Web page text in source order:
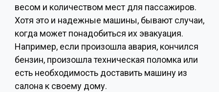
весом и количеством мест для пассажиров.
Хотя это и надежные машины, бывают случаи,
когда может понадобиться их эвакуация.
Например, если произошла авария, кончился
бензин, произошла техническая поломка или
есть необходимость доставить машину из
салона к своему дому.